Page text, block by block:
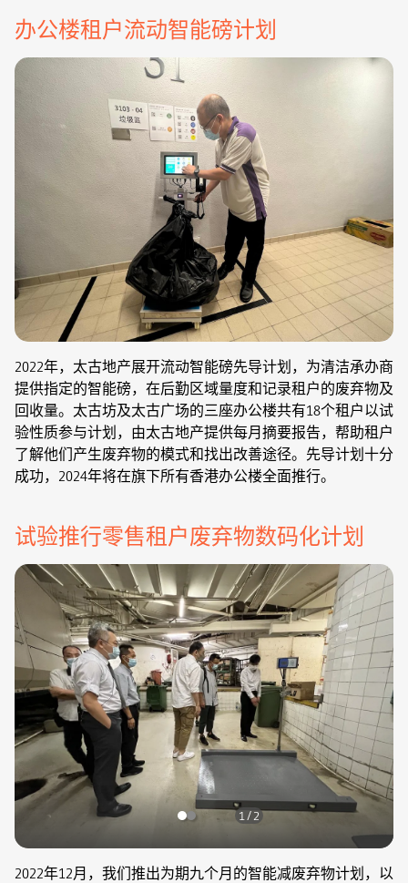
2022年，太古地产展开流动智能磅先导计划，为清洁承办商
提供指定的智能磅，在后勤区域量度和记录租户的废弃物及
回收量。太古坊及太古广场的三座办公楼共有18个租户以试
验性质参与计划，由太古地产提供每月摘要报告，帮助租户
了解他们产生废弃物的模式和找出改善途径。先导计划十分
成功，2024年将在旗下所有香港办公楼全面推行。
办公楼租户流动智能磅计划
2022年12月，我们推出为期九个月的智能减废弃物计划，以
试验推行零售租户废弃物数码化计划
1 / 2